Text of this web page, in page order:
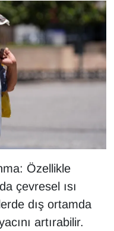
Özellikle
çevresel ısı
dış ortamda
artırabilir.